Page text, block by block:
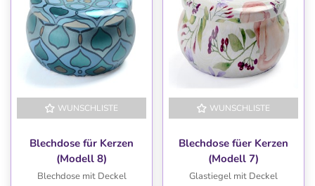
WUNSCHLISTE
Blechdose für Kerzen
(Modell 8)
Blechdose mit Deckel
WUNSCHLISTE
Blechdose füer Kerzen
(Modell 7)
Glastiegel mit Deckel